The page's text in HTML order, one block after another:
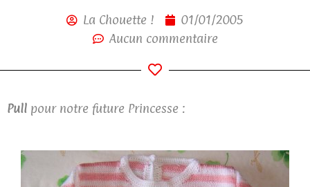
La Chouette !
01/01/2005
Aucun commentaire
Pull pour notre future Princesse :